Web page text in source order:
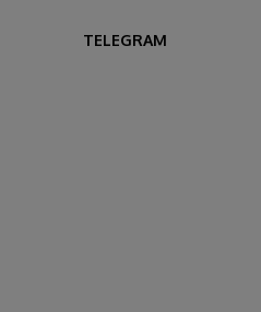
TELEGRAM